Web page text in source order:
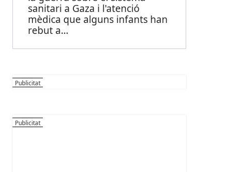
sanitari a Gaza i l'atenció
mèdica que alguns infants han
rebut a...